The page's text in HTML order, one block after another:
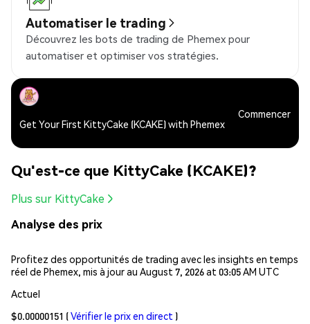
Automatiser le trading
Découvrez les bots de trading de Phemex pour
automatiser et optimiser vos stratégies.
Get Your First KittyCake (KCAKE) with Phemex
Commencer
Qu'est-ce que KittyCake (KCAKE)?
Plus sur KittyCake
Analyse des prix
Profitez des opportunités de trading avec les insights en temps
réel de Phemex, mis à jour au August 7, 2026 at 03:05 AM UTC
Actuel
$0.00000151 (Vérifier le prix en direct )